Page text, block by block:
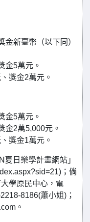
金新臺幣（以下同）
金5萬元。
獎金2萬元。
金5萬元。
金2萬5,000元。
獎金1萬元。
日樂學計畫網站」
；倘
學原民中心，電
8186(蕭小姐)；
。